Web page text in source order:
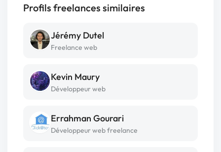
Profils freelances similaires
Jérémy Dutel
Freelance web
Kevin Maury
Développeur web
Errahman Gourari
Développeur web freelance